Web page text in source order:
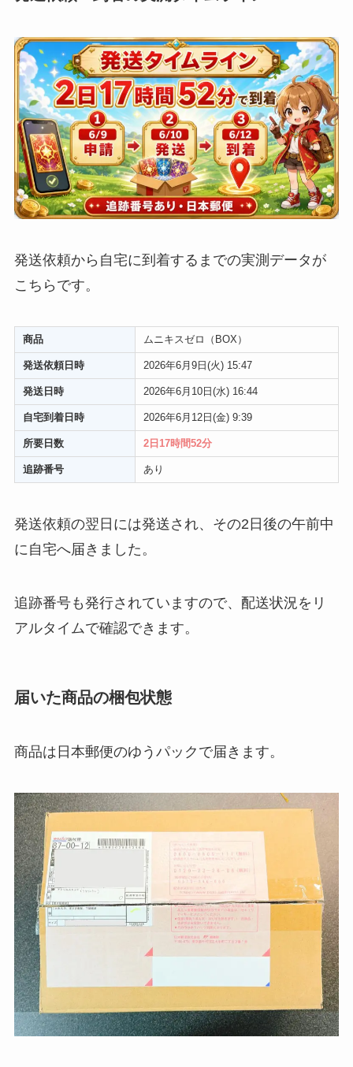
発送依頼から自宅に到着するまでの実測データが
こちらです。
商品 ムニキスゼロ（BOX）
発送依頼日時 2026年6月9日(火) 15:47
発送日時 2026年6月10日(水) 16:44
自宅到着日時 2026年6月12日(金) 9:39
所要日数 2日17時間52分
追跡番号 あり
発送依頼の翌日には発送され、その2日後の午前中
に自宅へ届きました。
追跡番号も発行されていますので、配送状況をリ
アルタイムで確認できます。
届いた商品の梱包状態
商品は日本郵便のゆうパックで届きます。